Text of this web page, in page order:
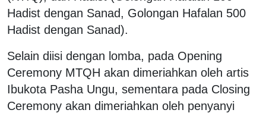
Hadist dengan Sanad, Golongan Hafalan 500
Hadist dengan Sanad).
Selain diisi dengan lomba, pada Opening
Ceremony MTQH akan dimeriahkan oleh artis
Ibukota Pasha Ungu, sementara pada Closing
Ceremony akan dimeriahkan oleh penyanyi